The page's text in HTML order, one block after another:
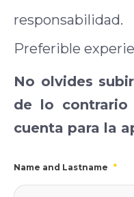
responsabilidad.
Preferible
No olvides
de lo contrario
cuenta para la
Name and Lastname *